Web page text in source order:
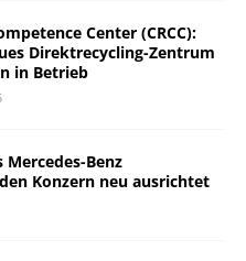
Center (CRCC):
Direktrecycling-Zentrum
in Betrieb
Mercedes-Benz
Konzern neu ausrichtet